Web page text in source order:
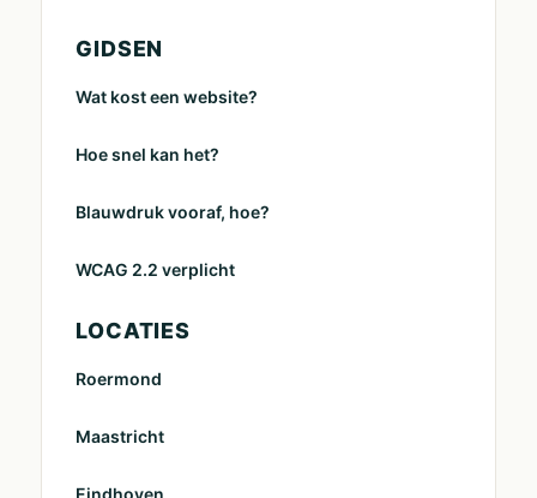
GIDSEN
Wat kost een website?
Hoe snel kan het?
Blauwdruk vooraf, hoe?
WCAG 2.2 verplicht
LOCATIES
Roermond
Maastricht